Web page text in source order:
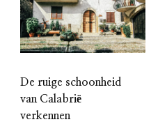
De ruige schoonheid
van Calabrië
verkennen